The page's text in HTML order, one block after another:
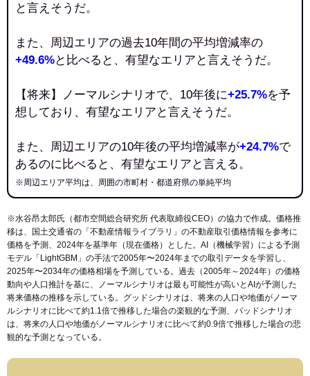
と言えそうだ。
また、周辺エリアの過去10年間の平均増減率の
+49.6%と比べると、有望なエリアと言えそうだ。
【将来】ノーマルシナリオで、10年後に+25.7%を予
想しており、有望なエリアと言えそうだ。
また、周辺エリアの10年後の平均増減率が+24.7%で
あるのに比べると、有望なエリアと言える。
※周辺エリア平均は、周囲の市町村・都道府県の単純平均
※水谷昂太郎氏（都市空間総合研究所 代表取締役CEO）の協力で作成。価格推
移は、国土交通省の「 不動産情報ライブラリ 」の不動産取引価格情報を参考に
価格を予測、2024年を基準年（現在価格）とした。AI（機械学習）による予測
モデル「LightGBM」の手法で2005年〜2024年までの取引データを学習し、
2025年〜2034年の価格相場を予測している。過去（2005年～2024年）の価格
動向や人口推計を基に、ノーマルシナリオは最も可能性が高いとAIが予測した
将来価格の推移を示している。グッドシナリオは、将来の人口や地価がノーマ
ルシナリオに比べて約1.1倍で推移した場合の楽観的な予測、バッドシナリオ
は、将来の人口や地価がノーマルシナリオに比べて約0.9倍で推移した場合の悲
観的な予測となっている。